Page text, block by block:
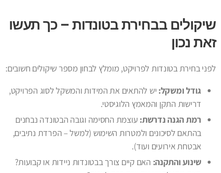
שיקולים בבחירת בטונדות – כך תעשו
זאת נכון
לפני בחירת בטונדות לפרויקט, מומלץ לבחון מספר שיקולים חשובים:
גודל ומשקל: יש להתאים את המידות והמשקל לסוג הפרויקט,
דרישות התקן והמאמץ הלוגיסטי.
רמת הגנה נדרשת: עוצמת החסימה וגובה הבטונדה נבחנים
בהתאם לסיכונים ולמטרות השימוש (למשל – הפרדת נתיבים,
אבטחת אירועים ועוד).
שינוע והתקנה: האם קיים צורך בבטונדות ניידות או קבועות?